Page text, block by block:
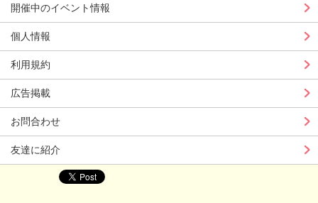
開催中のイベント情報
個人情報
利用規約
広告掲載
お問合わせ
友達に紹介